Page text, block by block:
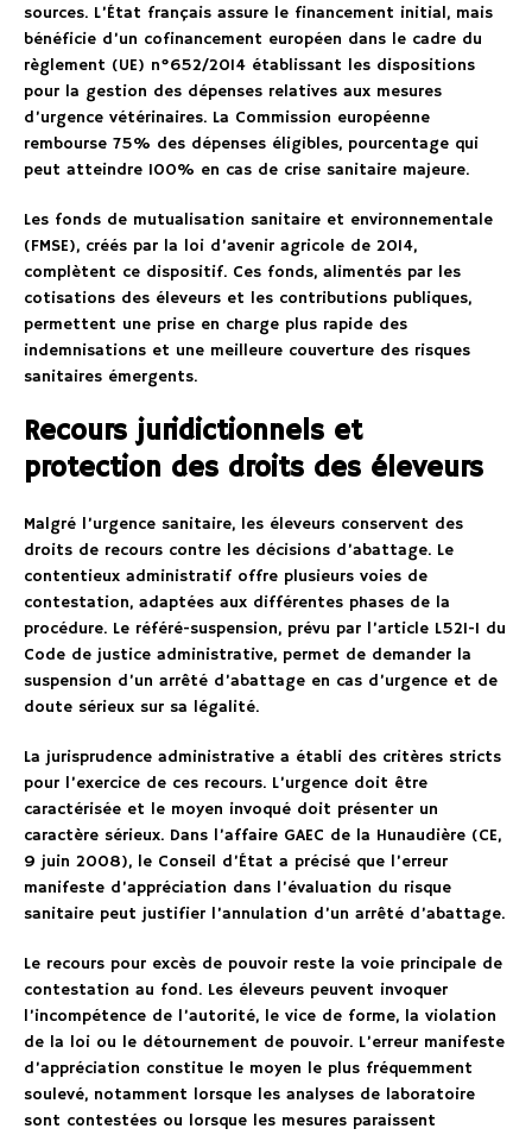
sources. L’État français assure le financement initial, mais
bénéficie d’un cofinancement européen dans le cadre du
règlement (UE) n°652/2014 établissant les dispositions
pour la gestion des dépenses relatives aux mesures
d’urgence vétérinaires. La Commission européenne
rembourse 75% des dépenses éligibles, pourcentage qui
peut atteindre 100% en cas de crise sanitaire majeure.
Les fonds de mutualisation sanitaire et environnementale
(FMSE), créés par la loi d’avenir agricole de 2014,
complètent ce dispositif. Ces fonds, alimentés par les
cotisations des éleveurs et les contributions publiques,
permettent une prise en charge plus rapide des
indemnisations et une meilleure couverture des risques
sanitaires émergents.
Recours juridictionnels et
protection des droits des éleveurs
Malgré l’urgence sanitaire, les éleveurs conservent des
droits de recours contre les décisions d’abattage. Le
contentieux administratif offre plusieurs voies de
contestation, adaptées aux différentes phases de la
procédure. Le référé-suspension, prévu par l’article L521-1 du
Code de justice administrative, permet de demander la
suspension d’un arrêté d’abattage en cas d’urgence et de
doute sérieux sur sa légalité.
La jurisprudence administrative a établi des critères stricts
pour l’exercice de ces recours. L’urgence doit être
caractérisée et le moyen invoqué doit présenter un
caractère sérieux. Dans l’affaire GAEC de la Hunaudière (CE,
9 juin 2008), le Conseil d’État a précisé que l’erreur
manifeste d’appréciation dans l’évaluation du risque
sanitaire peut justifier l’annulation d’un arrêté d’abattage.
Le recours pour excès de pouvoir reste la voie principale de
contestation au fond. Les éleveurs peuvent invoquer
l’incompétence de l’autorité, le vice de forme, la violation
de la loi ou le détournement de pouvoir. L’erreur manifeste
d’appréciation constitue le moyen le plus fréquemment
soulevé, notamment lorsque les analyses de laboratoire
sont contestées ou lorsque les mesures paraissent